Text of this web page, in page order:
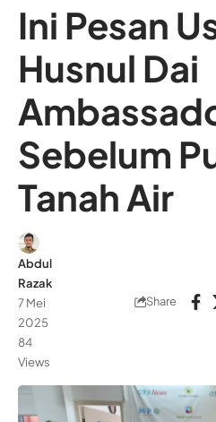
Ini Pesan
Husnul Dai
Sebelum
Tanah Air
Abdul
Razak
7 Mei
2025
84
Views
Share